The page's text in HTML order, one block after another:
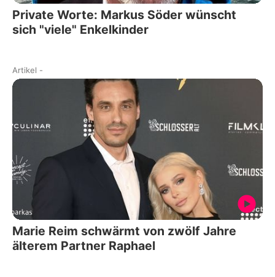
Private Worte: Markus Söder wünscht
sich "viele" Enkelkinder
Artikel -
Marie Reim schwärmt von zwölf Jahre
älterem Partner Raphael